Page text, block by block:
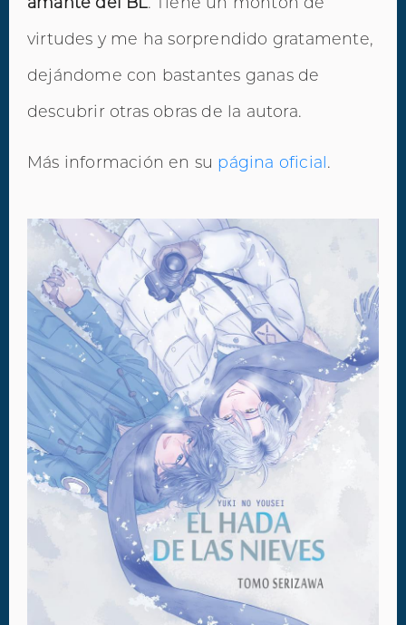
virtudes y me ha sorprendido gratamente,
dejándome con bastantes ganas de
descubrir otras obras de la autora.
Más información en su página oficial.